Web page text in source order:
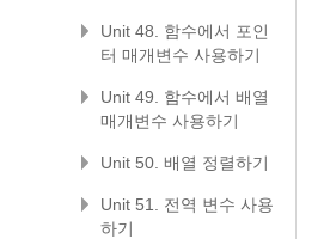
Unit 48. 함수에서 포인
터 매개변수 사용하기
Unit 49. 함수에서 배열
매개변수 사용하기
Unit 50. 배열 정렬하기
Unit 51. 전역 변수 사용
하기